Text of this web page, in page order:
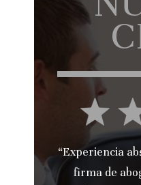
“Experiencia
firma de